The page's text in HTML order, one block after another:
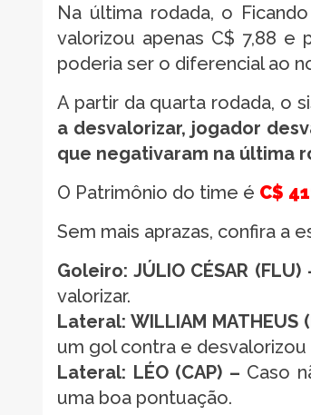
Na última rodada, o
valorizou apenas C$ 7,88 e
poderia ser o diferencial ao
A partir da quarta rodada, o
a desvalorizar, jogador
que negativaram na última
O Patrimônio do time é C$
Sem mais aprazas, confira a
Goleiro: JÚLIO CÉSAR (FLU)
valorizar.
Lateral: WILLIAM MATHEUS
um gol contra e desvalorizou
Lateral: LÉO (CAP) – Caso
uma boa pontuação.